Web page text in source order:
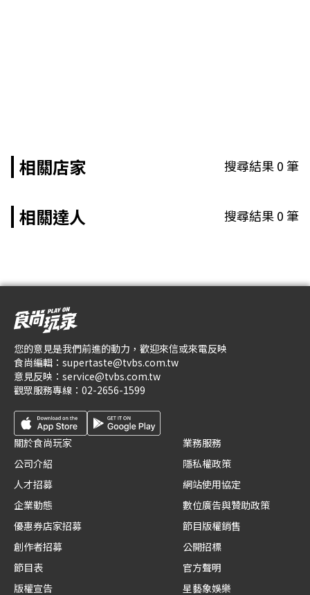
相關店家 搜尋結果0筆
相關達人 搜尋結果0筆
您的意見是我們前進的動力，歡迎來信或來電反映
食尚編輯： supertaste@tvbs.com.tw
意見反映： service@tvbs.com.tw
觀眾服務專線： 02-2656-1599
關於食尚玩家
公司介紹
人才招募
企業動態
優惠券店家招募
創作者招募
節目表
版權宣告
業務服務
隱私權政策
網站使用協定
數位廣告與贊助政策
節目版權銷售
公開招標
官方聲明
星藝象娛樂